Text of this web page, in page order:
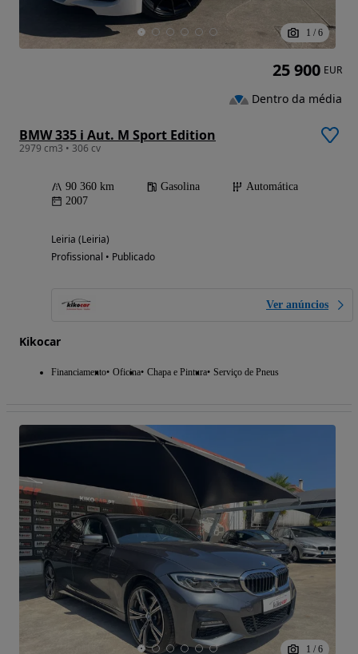
1 / 6
BMW 335 i Aut. M Sport Edition
2979 cm3 • 306 cv
90 360 km Gasolina
Automática
2007
Leiria (Leiria)
Profissional • Publicado
Ver anúncios
Kikocar
Financiamento Oficina Chapa e Pintura Serviço de Pneus
25 900 EUR
Dentro da média
1 / 6